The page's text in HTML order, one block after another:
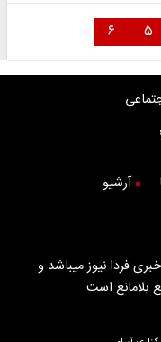
۵ ۶
آرشیو
فردا نیوز میباشد و
بلامانع است